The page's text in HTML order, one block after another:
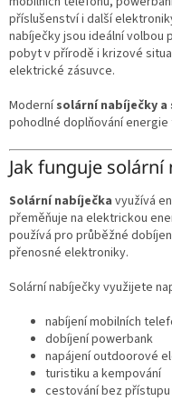
příslušenství i další
nabíječky jsou ideální volbou
pobyt v přírodě i krizové
elektrické zásuvce.
Modernísolární nabíječky
pohodlné doplňování
Jak funguje solární
Solární nabíječka využívá
přeměňuje na elektrickou
používá pro průběžné
přenosné elektroniky.
Solární nabíječky využijete
nabíjení mobilních
dobíjení powerbank
napájení outdoorové
turistiku a kempování
cestování bez